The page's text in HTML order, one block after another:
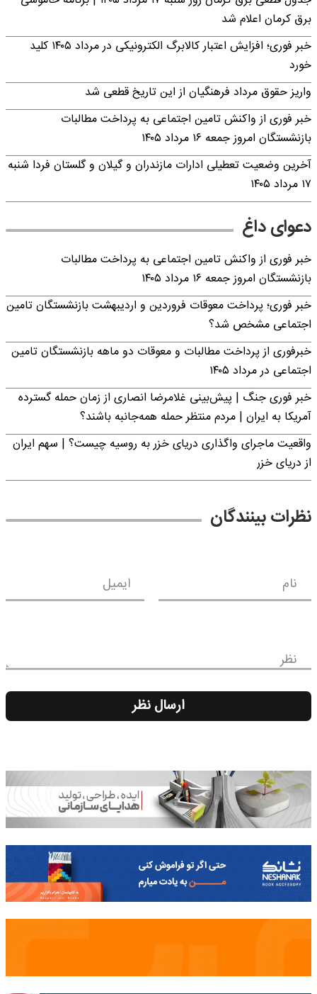
برق کرمان اعلام شد
خبر فوری؛ افزایش اعتبار کالابرگ الکترونیکی در مرداد ۱۴۰۵ کلید
خورد
واریز حقوق مرداد فرهنگیان از این تاریخ قطعی شد
خبر فوری از واکنش تامین اجتماعی به پرداخت مطالبات
بازنشستگان امروز جمعه ۱۶ مرداد ۱۴۰۵
آخرین وضعیت تعطیلی ادارات مازندران و گیلان و گلستان فردا شنبه
۱۷ مرداد ۱۴۰۵
دعوای داغ
خبر فوری از واکنش تامین اجتماعی به پرداخت مطالبات
بازنشستگان امروز جمعه ۱۶ مرداد ۱۴۰۵
خبر فوری؛ پرداخت معوقات فروردین و اردیبهشت بازنشستگان تامین
اجتماعی مشخص شد؟
خبرفوری از پرداخت مطالبات و معوقات دو ماهه بازنشستگان تامین
اجتماعی در مرداد ۱۴۰۵
خبر فوری جنگ | پیش‌بینی غلامرضا انصاری از زمان حمله گسترده
آمریکا به ایران | مردم منتظر حمله همه‌جانبه باشند؟
واقعیت ماجرای واگذاری دریای خزر به روسیه چیست؟ | سهم ایران
از دریای خزر
نظرات بینندگان
نام ایمیل
نظر
ارسال نظر